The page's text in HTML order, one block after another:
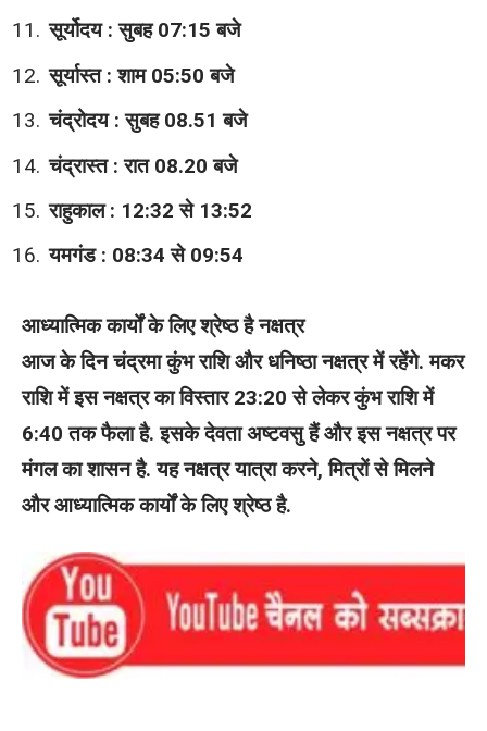
सूर्योदय : सुबह 07:15 बजे
सूर्यास्त : शाम 05:50 बजे
चंद्रोदय : सुबह 08.51 बजे
चंद्रास्त : रात 08.20 बजे
राहुकाल : 12:32 से 13:52
यमगंड : 08:34 से 09:54
आध्यात्मिक कार्यों के लिए श्रेष्ठ है नक्षत्र
आज के दिन चंद्रमा कुंभ राशि और धनिष्ठा नक्षत्र में रहेंगे. मकर
राशि में इस नक्षत्र का विस्तार 23:20 से लेकर कुंभ राशि में
6:40 तक फैला है. इसके देवता अष्टवसु हैं और इस नक्षत्र पर
मंगल का शासन है. यह नक्षत्र यात्रा करने, मित्रों से मिलने
और आध्यात्मिक कार्यों के लिए श्रेष्ठ है.